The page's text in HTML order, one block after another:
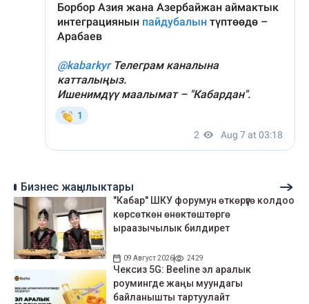
Бизнес жаңылыктары
"Кабар" ШКУ форумун өткөрүүгө колдоо
көрсөткөн өнөктөштөргө
ыраазычылык билдирет
09 Август 2026 2429
Чексиз 5G: Beeline эл аралык
роумингде жаңы муундагы
байланышты тартуулайт